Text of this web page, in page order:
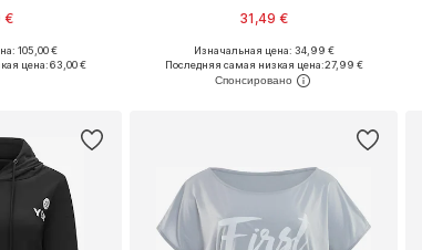
€
S, M, L
105,00 €
цена:63,00 €
31,49 €
+1
Доступные размеры: XS, M, L, XL, XXL
Добавить в корзину
Изначальная цена: 34,99 €
Последняя самая низкая цена:27,99 €